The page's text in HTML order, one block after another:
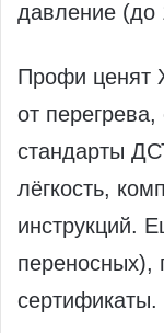
давление (до
Профи ценят
от
стандарты
лёгкость,
инструкций.
переносных),
сертификаты.